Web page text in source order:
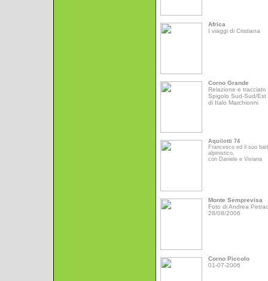
Africa
I viaggi di Cristiana
Corno Grande
Relazione e tracciato
Spigolo Sud-Sud/Est
di Italo Marchionni
Aquilotti 74
Francesco ed il suo
alpinistico,
con Daniele e Viviana
Monte Semprevisa
Foto di Andrea
28/08/2006
Corno Piccolo
01-07-2006